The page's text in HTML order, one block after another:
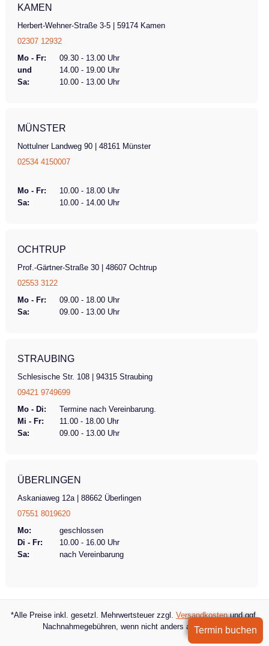
Termin buchen
KAMEN
Herbert-Wehner-Straße 3-5 | 59174 Kamen
02307 12932
Mo - Fr:
09.30 - 13.00 Uhr
und
14.00 - 19.00 Uhr
Sa:
10.00 - 13.00 Uhr
MÜNSTER
Nottulner Landweg 90 | 48161 Münster
02534 4150007
Mo - Fr:
10.00 - 18.00 Uhr
Sa:
10.00 - 14.00 Uhr
OCHTRUP
Prof.-Gärtner-Straße 30 | 48607 Ochtrup
02553 3122
Mo - Fr:
09.00 - 18.00 Uhr
Sa:
09.00 - 13.00 Uhr
STRAUBING
Schlesische Str. 108 | 94315 Straubing
09421 9749699
Mo - Di:
Termine nach Vereinbarung.
Mi - Fr:
11.00 - 18.00 Uhr
Sa:
09.00 - 13.00 Uhr
ÜBERLINGEN
Askaniaweg 12a | 88662 Überlingen
07551 8019620
Mo:
geschlossen
Di - Fr:
10.00 - 16.00 Uhr
Sa:
nach Vereinbarung
*Alle Preise inkl. gesetzl. Mehrwertsteuer zzgl. Versandkostenund ggf.
Nachnahmegebühren, wenn nicht anders angegeben.